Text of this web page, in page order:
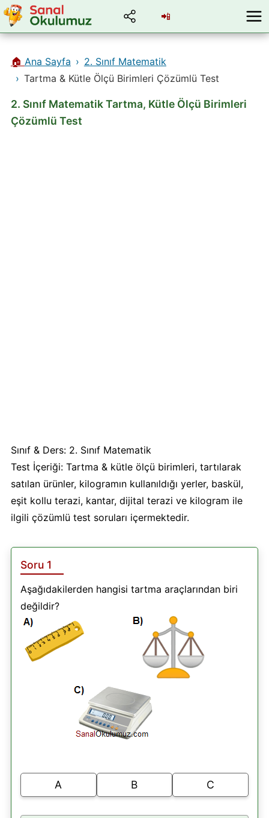
📲
🏠 Ana Sayfa
2. Sınıf Matematik
Tartma & Kütle Ölçü Birimleri Çözümlü Test
2. Sınıf Matematik Tartma, Kütle Ölçü Birimleri
Çözümlü Test
Sınıf & Ders: 2. Sınıf Matematik
Test İçeriği: Tartma & kütle ölçü birimleri, tartılarak
satılan ürünler, kilogramın kullanıldığı yerler, baskül,
eşit kollu terazi, kantar, dijital terazi ve kilogram ile
ilgili çözümlü test soruları içermektedir.
Soru 1
Aşağıdakilerden hangisi tartma araçlarından biri
değildir?
A B C